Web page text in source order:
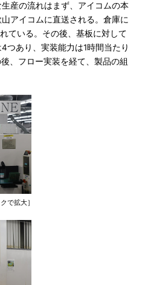
産の流れはまず、アイコムの本
アイコムに直送される。倉庫に
ている。その後、基板に対して
つあり、実装能力は1時間当たり
、フロー実装を経て、製品の組
で拡大］